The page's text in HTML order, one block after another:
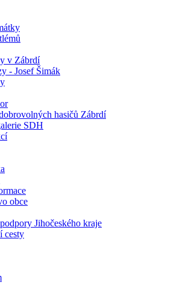
v Zábrdí
- Josef Šimák
hasičů Zábrdí
SDH
obce
Jihočeského kraje
cesty